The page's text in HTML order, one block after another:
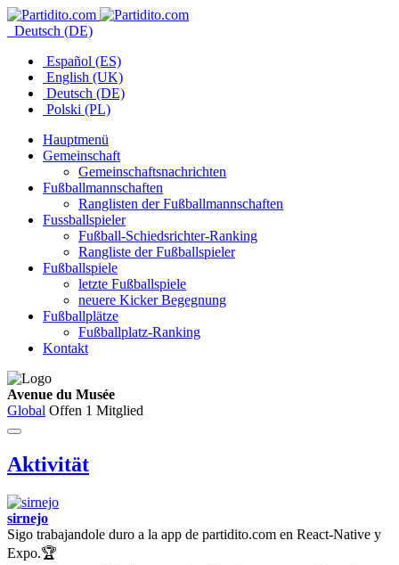
Deutsch (DE)
Español (ES)
English (UK)
Deutsch (DE)
Polski (PL)
Hauptmenü
Gemeinschaft
Gemeinschaftsnachrichten
Fußballmannschaften
Ranglisten der Fußballmannschaften
Fussballspieler
Fußball-Schiedsrichter-Ranking
Rangliste der Fußballspieler
Fußballspiele
letzte Fußballspiele
neuere Kicker Begegnung
Fußballplätze
Fußballplatz-Ranking
Kontakt
Avenue du Musée
Global Offen 1 Mitglied
Aktivität
sirnejo
Sigo trabajandole duro a la app de partidito.com en React-Native y
Expo.🏆